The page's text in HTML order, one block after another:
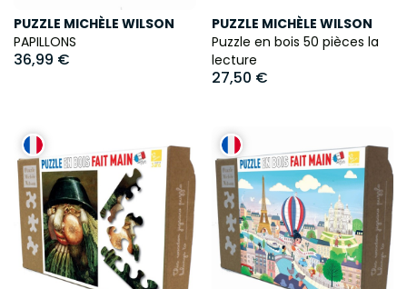
PUZZLE MICHÈLE WILSON
PAPILLONS
36,99 €
PUZZLE MICHÈLE WILSON
Puzzle en bois 50 pièces la
lecture
27,50 €